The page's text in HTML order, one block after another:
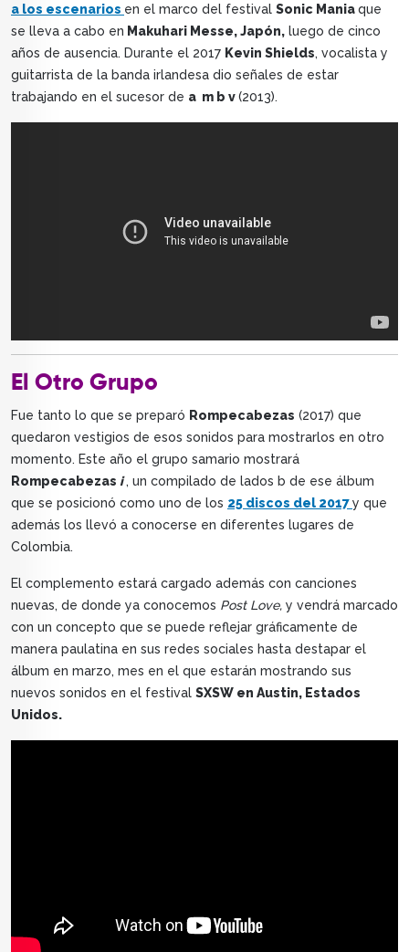
a los escenarios en el marco del festival Sonic Maniaque
se lleva a cabo en Makuhari Messe, Japón, luego de cinco
años de ausencia. Durante el 2017 Kevin Shields, vocalista y
guitarrista de la banda irlandesa dio señales de estar
trabajando en el sucesor de a m b v(2013).
El Otro Grupo
Fue tanto lo que se preparó Rompecabezas (2017) que
quedaron vestigios de esos sonidos para mostrarlos en otro
momento. Este año el grupo samario mostrará
Rompecabezas i, un compilado de lados b de ese álbum
que se posicionó como uno de los 25 discos del 2017y que
además los llevó a conocerse en diferentes lugares de
Colombia.
El complemento estará cargado además con canciones
nuevas, de donde ya conocemos Post Love, y vendrá marcado
con un concepto que se puede reflejar gráficamente de
manera paulatina en sus redes sociales hasta destapar el
álbum en marzo, mes en el que estarán mostrando sus
nuevos sonidos en el festival SXSW en Austin, Estados
Unidos.